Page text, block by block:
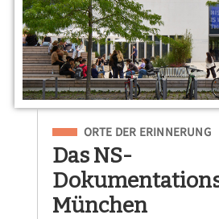
Eingeordnet unter
ORTE DER ERINNERUNG
Das NS-
München